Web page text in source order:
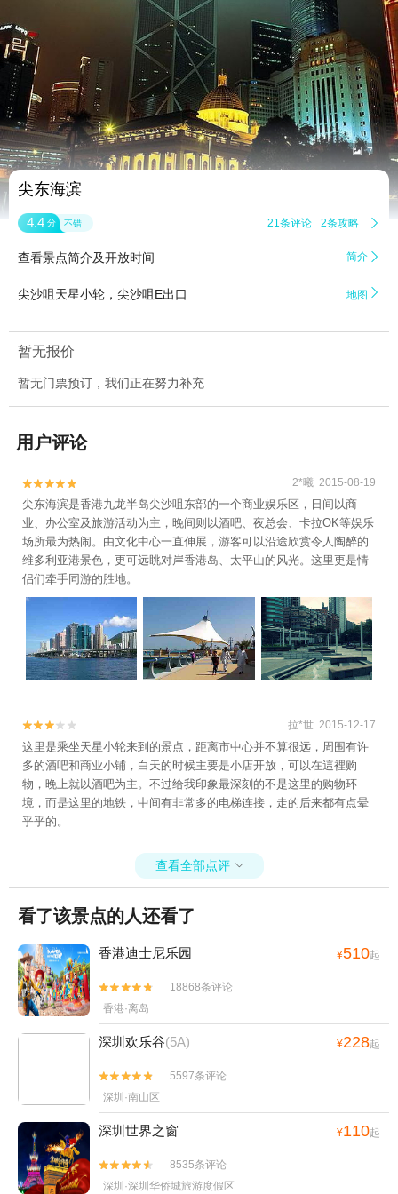
 7
尖东海滨
4.4 分 不错 21条评论 2条攻略 
查看景点简介及开放时间 简介 
尖沙咀天星小轮，尖沙咀E出口 地图 
暂无报价
暂无门票预订，我们正在努力补充
用户评论

 2*曦 2015-08-19
尖东海滨是香港九龙半岛尖沙咀东部的一个商业娱乐区，日间以商
业、办公室及旅游活动为主，晚间则以酒吧、夜总会、卡拉OK等娱乐
场所最为热闹。由文化中心一直伸展，游客可以沿途欣赏令人陶醉的
维多利亚港景色，更可远眺对岸香港岛、太平山的风光。这里更是情
侣们牵手同游的胜地。

 拉*世 2015-12-17
这里是乘坐天星小轮来到的景点，距离市中心并不算很远，周围有许
多的酒吧和商业小铺，白天的时候主要是小店开放，可以在這裡购
物，晚上就以酒吧为主。不过给我印象最深刻的不是这里的购物环
境，而是这里的地铁，中间有非常多的电梯连接，走的后来都有点晕
乎乎的。
查看全部点评 
看了该景点的人还看了
香港迪士尼乐园 ¥510起


18868条评论
香港·离岛
深圳欢乐谷(5A) ¥228起


5597条评论
深圳·南山区
深圳世界之窗 ¥110起


8535条评论
深圳·深圳华侨城旅游度假区
